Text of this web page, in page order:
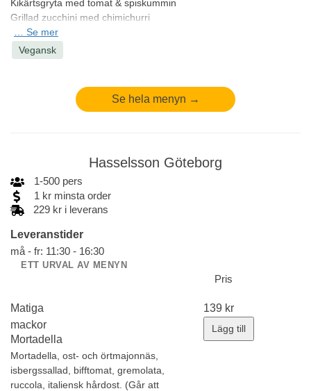
Kikärtsgryta med tomat & spiskummin
Grillad zucchini med chimichurri
Sötpotatis med tahinidressing (
Vegansk focaccia & olivolja (
Minsta antal: 10 st
Se mer
Vegansk
Se hela menyn →
Hasselsson Göteborg
1-500 pers
1 kr minsta order
229 kr i leverans
Leveranstider
må - fr: 11:30 - 16:30
ETT URVAL AV MENYN
Pris
Matiga
mackor
Mortadella
Mortadella, ost- och örtmajonnäs,
isbergssallad, bifftomat, gremolata,
ruccola, italiensk hårdost. (Går att
139 kr
Lägg till